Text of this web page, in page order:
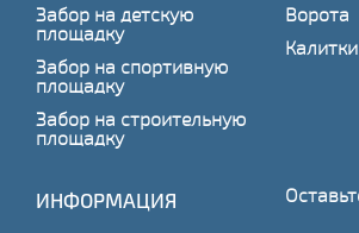
Забор на детскую
площадку
Забор на спортивную
площадку
Забор на строительную
площадку
Ворота
Калитки
ИНФОРМАЦИЯ